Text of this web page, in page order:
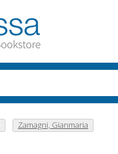
Zamagni, Gianmaria